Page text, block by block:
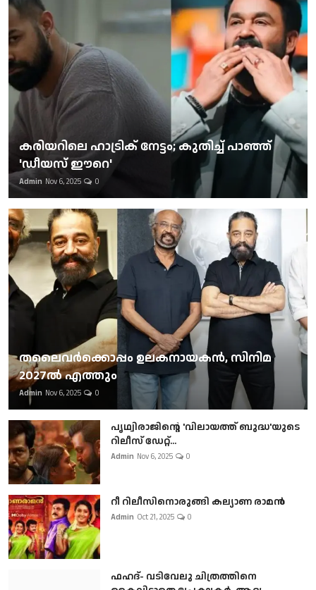
കരിയറിലെ ഹാട്രിക് നേട്ടം; കുതിച്ച് പാഞ്ഞ്
'ഡീയസ് ഈറെ'
Admin Nov 6, 2025 0
തലൈവര്‍ക്കൊപ്പം ഉലകനായകന്‍, സിനിമ
2027ല്‍ എത്തും
Admin Nov 6, 2025 0
പൃഥ്വിരാജിന്റെ 'വിലായത്ത് ബുദ്ധ'യുടെ
റിലീസ് ഡേറ്റ്...
Admin Nov 6, 2025 0
റീ റിലീസിനൊരുങ്ങി കല്യാണ രാമൻ
Admin Oct 21, 2025 0
ഫഹദ്- വടിവേലു ചിത്രത്തിനെ